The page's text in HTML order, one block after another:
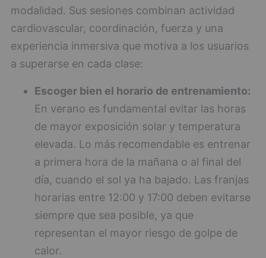
modalidad. Sus sesiones combinan actividad
cardiovascular, coordinación, fuerza y una
experiencia inmersiva que motiva a los usuarios
a superarse en cada clase:
Escoger bien el horario de entrenamiento:
En verano es fundamental evitar las horas
de mayor exposición solar y temperatura
elevada. Lo más recomendable es entrenar
a primera hora de la mañana o al final del
día, cuando el sol ya ha bajado. Las franjas
horarias entre 12:00 y 17:00 deben evitarse
siempre que sea posible, ya que
representan el mayor riesgo de golpe de
calor.